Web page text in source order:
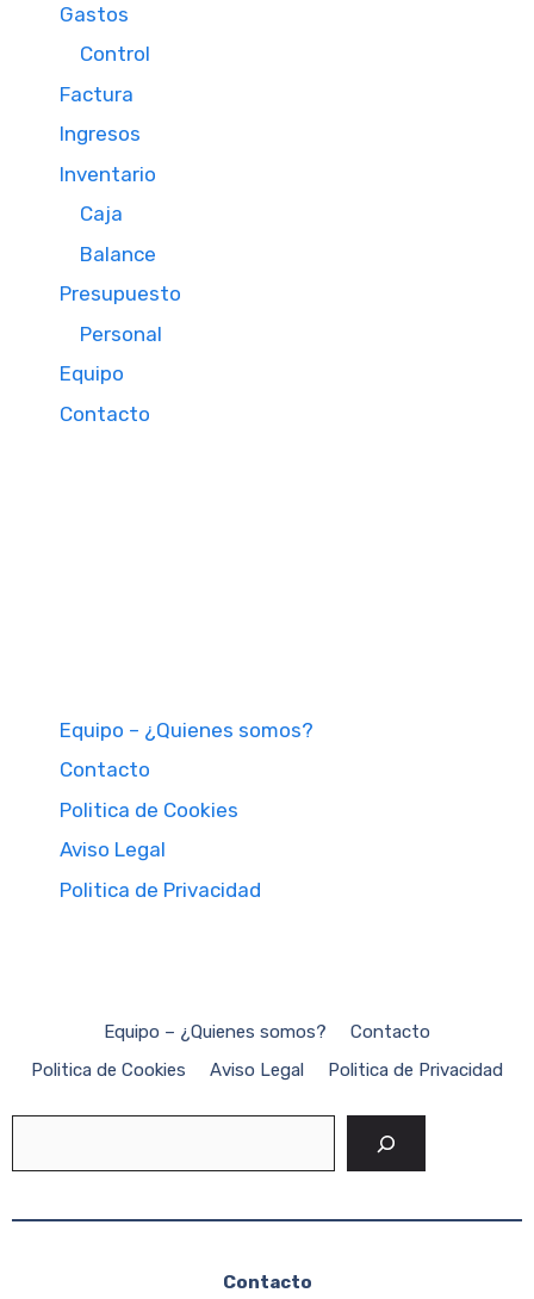
Gastos
Control
Factura
Ingresos
Inventario
Caja
Balance
Presupuesto
Personal
Equipo
Contacto
Equipo – ¿Quienes somos?
Contacto
Politica de Cookies
Aviso Legal
Politica de Privacidad
Equipo – ¿Quienes somos?
Contacto
Politica de Cookies
Aviso Legal Politica de Privacidad
Contacto